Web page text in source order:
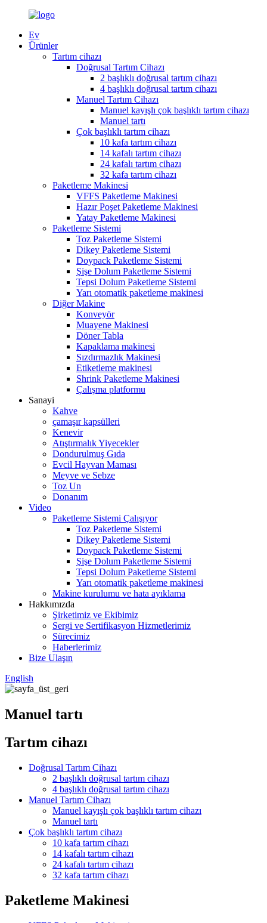
Ev
Ürünler
Tartım cihazı
Doğrusal Tartım Cihazı
2 başlıklı doğrusal tartım cihazı
4 başlıklı doğrusal tartım cihazı
Manuel Tartım Cihazı
Manuel kayışlı çok başlıklı tartım cihazı
Manuel tartı
Çok başlıklı tartım cihazı
10 kafa tartım cihazı
14 kafalı tartım cihazı
24 kafalı tartım cihazı
32 kafa tartım cihazı
Paketleme Makinesi
VFFS Paketleme Makinesi
Hazır Poşet Paketleme Makinesi
Yatay Paketleme Makinesi
Paketleme Sistemi
Toz Paketleme Sistemi
Dikey Paketleme Sistemi
Doypack Paketleme Sistemi
Şişe Dolum Paketleme Sistemi
Tepsi Dolum Paketleme Sistemi
Yarı otomatik paketleme makinesi
Diğer Makine
Konveyör
Muayene Makinesi
Döner Tabla
Kapaklama makinesi
Sızdırmazlık Makinesi
Etiketleme makinesi
Shrink Paketleme Makinesi
Çalışma platformu
Sanayi
Kahve
çamaşır kapsülleri
Kenevir
Atıştırmalık Yiyecekler
Dondurulmuş Gıda
Evcil Hayvan Maması
Meyve ve Sebze
Toz Un
Donanım
Video
Paketleme Sistemi Çalışıyor
Toz Paketleme Sistemi
Dikey Paketleme Sistemi
Doypack Paketleme Sistemi
Şişe Dolum Paketleme Sistemi
Tepsi Dolum Paketleme Sistemi
Yarı otomatik paketleme makinesi
Makine kurulumu ve hata ayıklama
Hakkımızda
Şirketimiz ve Ekibimiz
Sergi ve Sertifikasyon Hizmetlerimiz
Sürecimiz
Haberlerimiz
Bize Ulaşın
English
Manuel tartı
Tartım cihazı
Doğrusal Tartım Cihazı
2 başlıklı doğrusal tartım cihazı
4 başlıklı doğrusal tartım cihazı
Manuel Tartım Cihazı
Manuel kayışlı çok başlıklı tartım cihazı
Manuel tartı
Çok başlıklı tartım cihazı
10 kafa tartım cihazı
14 kafalı tartım cihazı
24 kafalı tartım cihazı
32 kafa tartım cihazı
Paketleme Makinesi